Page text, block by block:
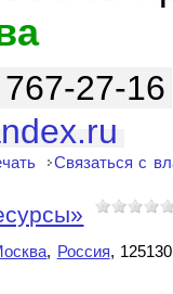
27-16
Связаться с
, Россия, 125130